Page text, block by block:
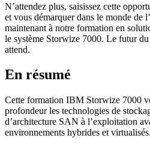
N’attendez plus, saisissez cette
et vous démarquer dans le monde de
maintenant à notre formation en
le système Storwize 7000. Le futur
attend.
En résumé
Cette formation IBM Storwize 7000
profondeur les technologies de
d’architecture SAN à l’exploitation
environnements hybrides et virtualisés.